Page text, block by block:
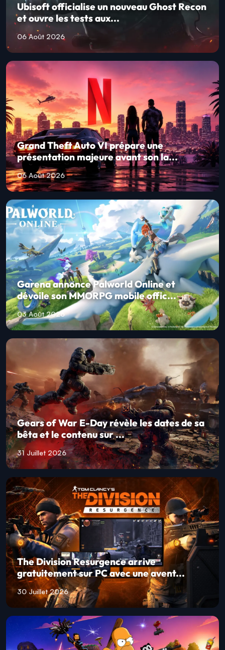
Ubisoft officialise un nouveau Ghost Recon
et ouvre les tests aux...
06 Août 2026
Grand Theft Auto VI prépare une
présentation majeure avant son la...
06 Août 2026
Garena annonce Palworld Online et
dévoile son MMORPG mobile offic...
03 Août 2026
Gears of War E-Day révèle les dates de sa
bêta et le contenu sur ...
31 Juillet 2026
The Division Resurgence arrive
gratuitement sur PC avec une avent...
30 Juillet 2026